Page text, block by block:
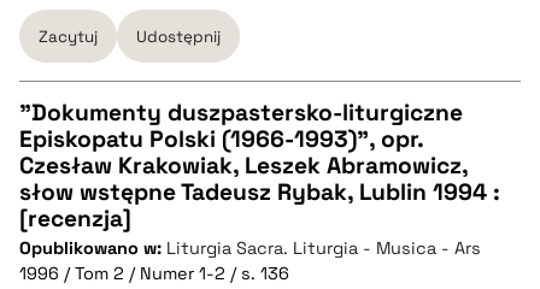
Zacytuj Udostępnij
CZYSTY TEKST
pobierz cytat
"Dokumenty duszpastersko-liturgiczne
Episkopatu Polski (1966-1993)", opr.
Czesław Krakowiak, Leszek Abramowicz,
słow wstępne Tadeusz Rybak, Lublin 1994 :
[recenzja]
Opublikowano w: Liturgia Sacra. Liturgia - Musica - Ars
1996 / Tom 2 / Numer 1-2 / s. 136